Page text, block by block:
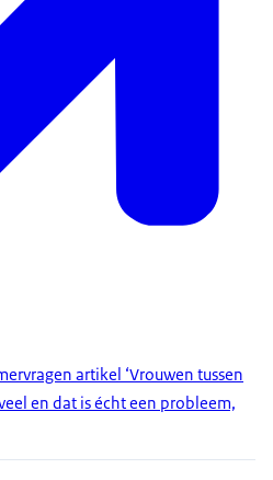
artikel ‘Vrouwen tussen
en dat is écht een probleem,